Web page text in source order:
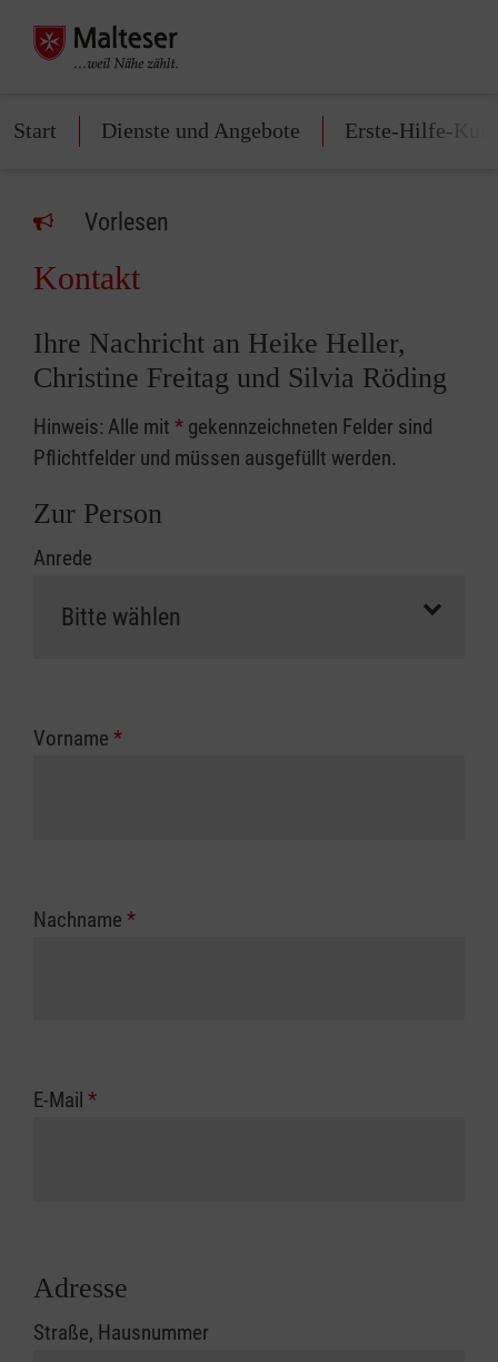
Start Dienste und Angebote Erste-Hilfe-
Vorlesen
Kontakt
Ihre Nachricht an Heike Heller,
Christine Freitag und Silvia Röding
Hinweis: Alle mit * gekennzeichneten Felder sind
Pflichtfelder und müssen ausgefüllt werden.
Zur Person
Anrede
Vorname *
Nachname *
E-Mail *
Adresse
Straße, Hausnummer